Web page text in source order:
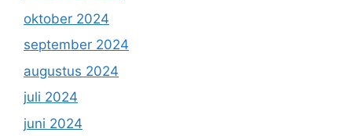
oktober 2024
september 2024
augustus 2024
juli 2024
juni 2024